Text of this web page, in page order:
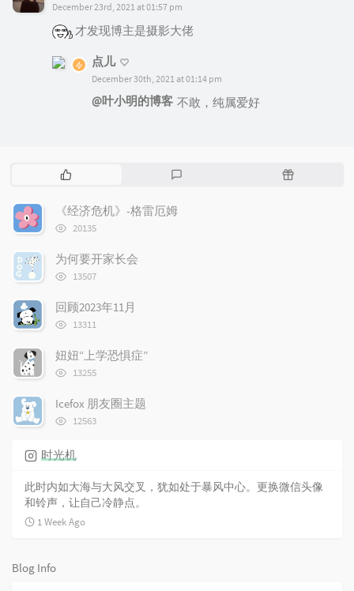
December 23rd, 2021 at 01:57 pm
才发现博主是摄影大佬
点儿
December 30th, 2021 at 01:14 pm
@叶小明的博客 不敢，纯属爱好
P
p
u
a
r
r
t
c
l
s
R
《经济危机》-格雷厄姆
浏
次
数:
20135
为何要开家长会
浏
次
数:
13507
回顾2023年11月
浏
次
数:
13311
妞妞“上学恐惧症”
浏
次
数:
13255
Icefox 朋友圈主题
浏
数:
12563
时光机
此时内如大海与大风交叉，犹如处于暴风中心。更换微信头像
和铃声，让自己冷静点。
1 Week Ago
Blog Info